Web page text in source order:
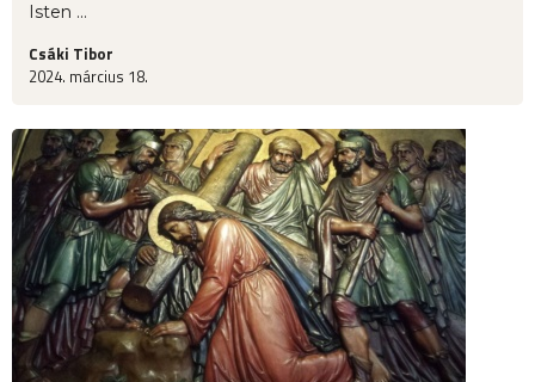
Isten ...
Csáki Tibor
2024. március 18.